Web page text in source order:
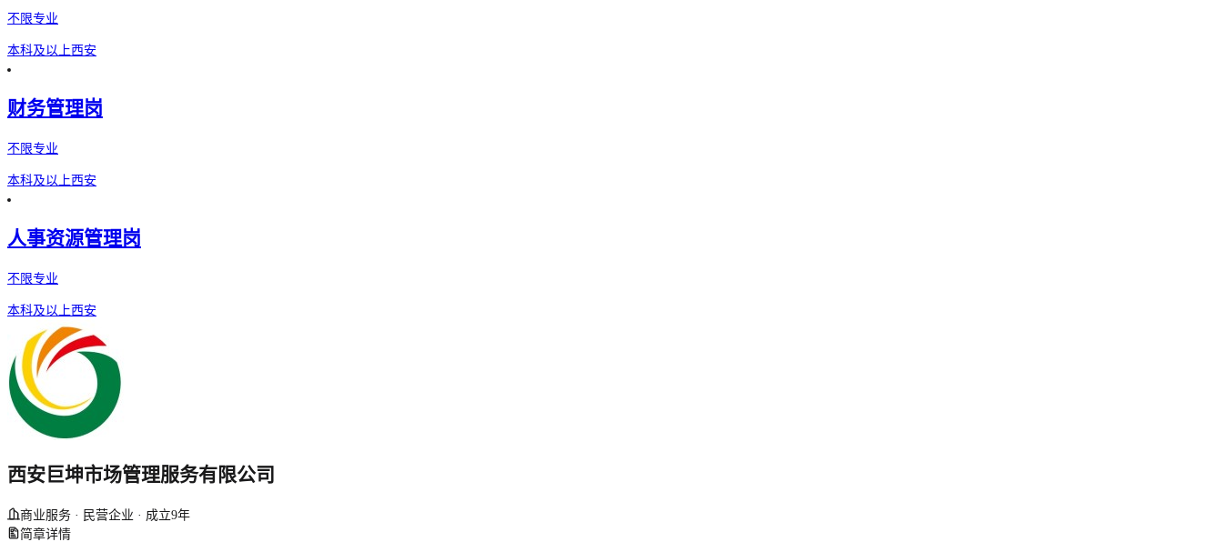
不限专业
本科及以上西安
财务管理岗
不限专业
本科及以上西安
人事资源管理岗
不限专业
本科及以上西安
西安巨坤市场管理服务有限公司
商业服务 · 民营企业 · 成立9年
简章详情